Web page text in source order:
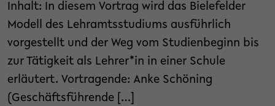
Inhalt: In diesem Vortrag wird das Bielefelder
Modell des Lehramtsstudiums ausführlich
vorgestellt und der Weg vom Studienbeginn bis
zur Tätigkeit als Lehrer*in in einer Schule
erläutert. Vortragende: Anke Schöning
(Geschäftsführende […]